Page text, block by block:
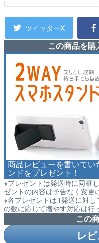
ツイッターX
この商品を
商品レビューを書いてい
ンドをプレゼント！
※プレゼントは発送時に同梱
ゼントの内容は予告なく変更
※各プレゼントは1発送に対
の数に応じて増やす対応は行
この
レ